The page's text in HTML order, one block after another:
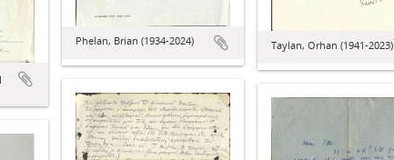
Phelan, Brian (1934-2024) Taylan, Orhan (1941-2023)